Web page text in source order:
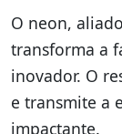
O neon,
transforma a
inovador. O
e transmite a
impactante.